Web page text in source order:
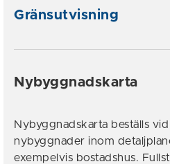
Gränsutvisning
Nybyggnadskarta
Nybyggnadskarta beställs
nybyggnader inom
exempelvis bostadshus.